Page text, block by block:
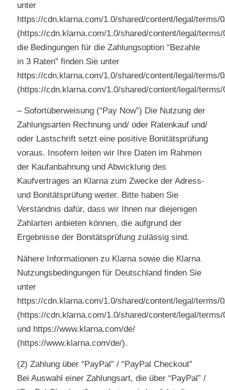
unter
https://cdn.klarna.com/1.0/shared/content/legal/terms/
(https://cdn.klarna.com/1.0/shared/content/legal/
die Bedingungen für die Zahlungsoption “Bezahle
in 3 Raten” finden Sie unter
https://cdn.klarna.com/1.0/shared/content/legal/terms/
(https://cdn.klarna.com/1.0/shared/content/legal/
– Sofortüberweisung (“Pay Now”) Die Nutzung der
Zahlungsarten Rechnung und/ oder Ratenkauf und/
oder Lastschrift setzt eine positive Bonitätsprüfung
voraus. Insofern leiten wir Ihre Daten im Rahmen
der Kaufanbahnung und Abwicklung des
Kaufvertrages an Klarna zum Zwecke der Adress-
und Bonitätsprüfung weiter. Bitte haben Sie
Verständnis dafür, dass wir Ihnen nur diejenigen
Zahlarten anbieten können, die aufgrund der
Ergebnisse der Bonitätsprüfung zulässig sind.
Nähere Informationen zu Klarna sowie die Klarna
Nutzungsbedingungen für Deutschland finden Sie
unter
https://cdn.klarna.com/1.0/shared/content/legal/terms/
(https://cdn.klarna.com/1.0/shared/content/legal/terms/
und https://www.klarna.com/de/
(https://www.klarna.com/de/).
(2) Zahlung über “PayPal” / “PayPal Checkout”
Bei Auswahl einer Zahlungsart, die über “PayPal” /